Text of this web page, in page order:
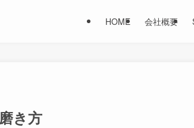
HOME 会社概要
き方